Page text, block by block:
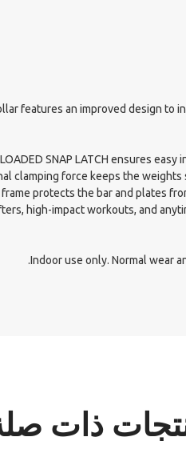
features an improved design
SNAP LATCH ensures
clamping force keeps the
protects the bar and plates
high-impact workouts, and
Indoor use only. Normal wear
ذات